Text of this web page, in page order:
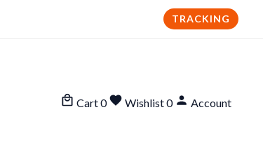
TRACKING
Cart0 Wishlist0 Account